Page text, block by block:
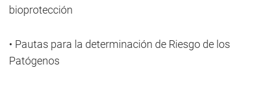
bioprotección
• Pautas para la determinación de Riesgo de los
Patógenos